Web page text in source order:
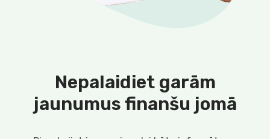
Nepalaidiet garām
jaunumus finanšu jomā